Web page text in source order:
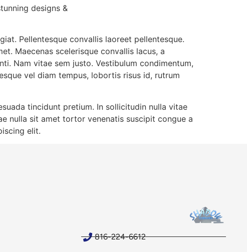
designs &
Pellentesque convallis laoreet pellentesque.
Maecenas scelerisque convallis lacus, a
Nam vitae sem justo. Vestibulum condimentum,
vel diam tempus, lobortis risus id, rutrum
tincidunt pretium. In sollicitudin nulla vitae
nulla sit amet tortor venenatis suscipit congue a
elit.
816-224-6612